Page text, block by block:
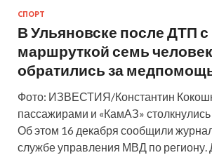
СПОРТ
В Ульяновске после ДТП с
маршруткой семь человек
обратились за
Фото: ИЗВЕСТИЯ/Константин
пассажирами и «КамАЗ»
Об этом 16 декабря сообщили
службе управления МВД по